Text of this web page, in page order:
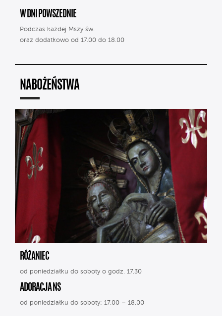
W DNI POWSZEDNIE
Podczas każdej Mszy św.
oraz dodatkowo od 17.00 do 18.00
NABOŻEŃSTWA
RÓŻANIEC
od poniedziałku do soboty o godz. 17.30
ADORACJA NS
od poniedziałku do soboty: 17.00 – 18.00